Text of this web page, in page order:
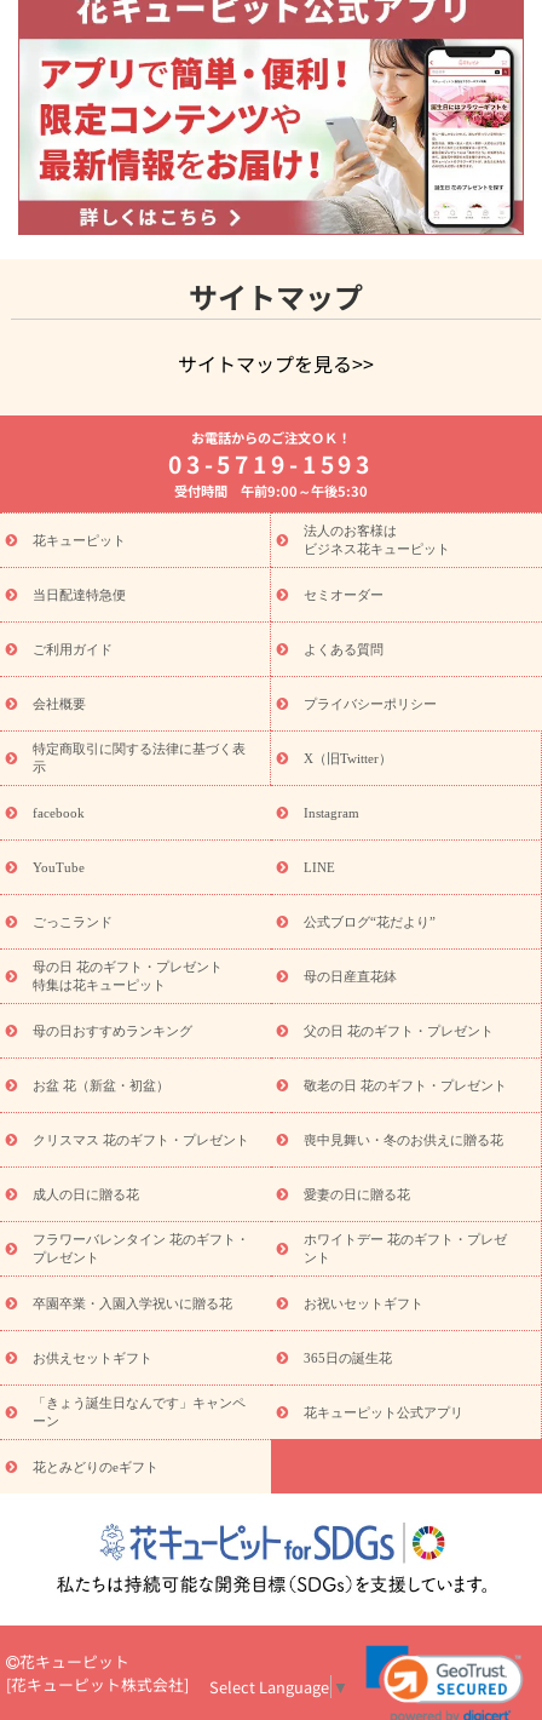
サイトマップ
サイトマップを見る>>
よく贈られる花
お祝いの花特集
誕生日フラワーギフト特集
8月の誕生花(トルコキキョウ)
開店・開業祝い
お供え・お悔やみ お供え・お悔やみの花
通夜・葬儀に贈る花 胡蝶蘭・花鉢
ーブドフラワー
季節のイベント
ひまわり ギフト・プレゼント
特集
お盆 花（新盆・初盆） 季節のイベント
お盆 花（新
盆・初盆）
お盆 花（新盆・初盆）
お盆・お供え 花とセットギ
フト
お盆・お供え プリザーブドフラワー
ひまわり ギフト・プ
レゼント特集
夏の花贈り・お中元・暑中見舞い 花のギフト特集
敬老の日におくる花ギフト・プレゼント特集
花ギフト・プレゼント特集
敬老の日 花のおすすめランキング
敬
老の日 花鉢植えのギフト・プレゼント特集
敬老の日 花とセットギ
フト・プレゼント特集
敬老の日の花 全てのギフト一覧
キャン
ペーン
「きょう誕生日なんです」キャンペーン
探す
誕生日フラワーギフト 誕生日フラワーギフト特集
誕生
日フラワーギフト商品一覧
ユリ トルコキキョウ
誕生花(トルコキキョウ)
9月の誕生花(リンドウ)
誕生日セット
ギフト
「きょう誕生日なんです」キャンペーン
用途から探す お祝いの花特集 当日配達特急便
お祝い商品
一覧
お祝い 新築・引っ越し祝い
結婚記念日
結婚祝い 出産祝い 退院祝い・快気祝い
還暦
祝い・長寿祝い
プチギフト ペットのお祝いフラワー
元・暑中見舞い
敬老の日
お供え
お供え・お悔やみ商品一覧 お供え・お悔やみの花
十九日法要以降に贈る花
通夜・葬儀に贈る花
お供え お花とセッ
お盆（新盆・初盆）
お祝い返し お見舞い
お取り
プリザーブドフラワー
スタイルから探す
アレンジメント
蘭・花鉢
ミディ胡蝶蘭・お祝い ミディ胡蝶蘭・お供え
の青色胡蝶蘭
観葉植物 観葉植物 産直多肉植物
プリザーブ
ドフラワー
お祝い お供え・お悔やみ 花とセットギフト
ミオーダー
プチギフト（hanamore -ハナモア-）
花とみどりの
eギフト
花キューピットのeGfit カラー ピンク
レンジ
レッド お花の種類 バラ ユリ トルコキキョウ
予
算から探す
お祝い お祝い・3000円～ お祝い・
お祝い・5000円～ お祝い・7000円～ お祝い・10000円～
お供え・お悔やみ
お供え・お悔やみ・3000円～
お供え・お
悔やみ・5000円～ お供え・お悔やみ・7000円～
お供え・お悔
やみ・10000円～
365日の誕生花カレンダー
開店・開業祝
お祝いを贈るときのマナー・
花キューピットのお祝いコラム一覧
誕生日のお花を「色
彩心理学」で選ぶ方法
結婚祝いの予算相場
出産祝いお役立ち情
転職祝いのマナー基礎知識
ペットのお祝いワンポイントアド
バイス
スタンド花（フラスタ）のマナー
お見舞いのマナーとル
お祝い花のマナー総まとめ
場上司や先輩へ贈るお祝い花の正解は？
開店祝いの花 選び方ガイ
ド（早見表あり）
お電話からのご注文ＯＫ！
03-5719-1593
受付時間 午前9:00～午後5:30
花キューピット
法人のお客様は
ビジネス花キューピット
当日配達特急便 セミオーダー
ご利用ガイド よくある質問
会社概要 プライバシーポリシー
特定商取引に関する法律に基づく表
示
X（旧Twitter）
facebook Instagram
YouTube LINE
ごっこランド 公式ブログ“花だより”
母の日 花のギフト・プレゼント
特集は花キューピット
母の日産直花鉢
母の日おすすめランキング 父の日 花のギフト・プレゼント
お盆 花（新盆・初盆） 敬老の日 花のギフト・プレゼント
クリスマス 花のギフト・プレゼント 喪中見舞い・冬のお供えに贈る花
成人の日に贈る花 愛妻の日に贈る花
フラワーバレンタイン 花のギフト・
プレゼント
ホワイトデー 花のギフト・プレゼ
ント
卒園卒業・入園入学祝いに贈る花 お祝いセットギフト
お供えセットギフト 365日の誕生花
「きょう誕生日なんです」キャンペ
ーン
花キューピット公式アプリ
花とみどりのeギフト
花キューピット
[花キューピット株式会社] Select Language ▼